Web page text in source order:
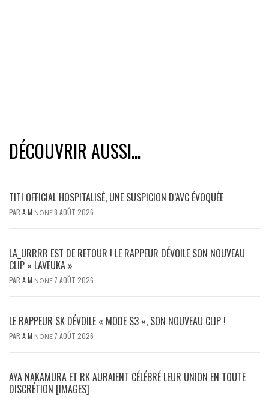
DÉCOUVRIR AUSSI...
TITI OFFICIAL HOSPITALISÉ, UNE SUSPICION D’AVC ÉVOQUÉE
PAR A M NONE8 AOÛT 2026
LA_URRRR EST DE RETOUR ! LE RAPPEUR DÉVOILE SON NOUVEAU
CLIP « LAVEUKA »
PAR A M NONE 7 AOÛT 2026
LE RAPPEUR SK DÉVOILE « MODE S3 », SON NOUVEAU CLIP !
PAR A M NONE 7 AOÛT 2026
AYA NAKAMURA ET RK AURAIENT CÉLÉBRÉ LEUR UNION EN TOUTE
DISCRÉTION [IMAGES]